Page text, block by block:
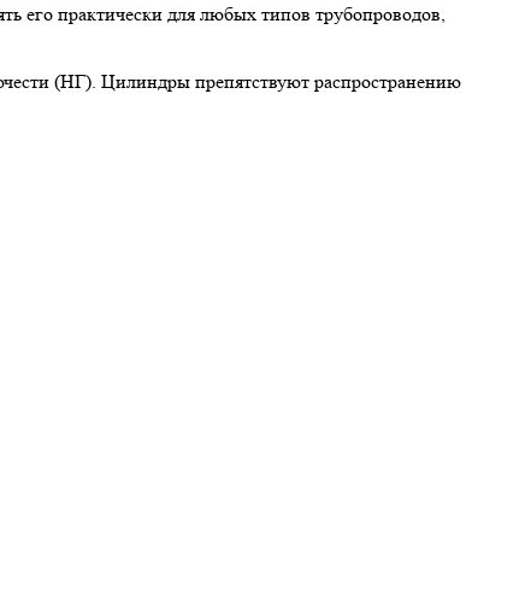
его практически для любых типов трубопроводов,
(НГ). Цилиндры препятствуют распространению